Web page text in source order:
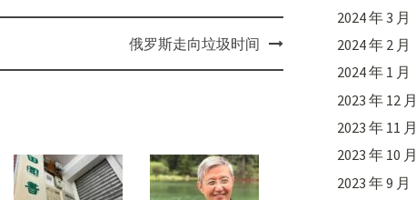
俄罗斯走向垃圾时间
2024 年 3 月
2024 年 2 月
2024 年 1 月
2023 年 12 月
2023 年 11 月
2023 年 10 月
2023 年 9 月